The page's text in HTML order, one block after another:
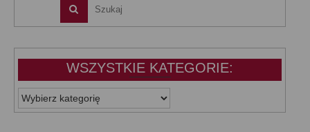
WSZYSTKIE KATEGORIE:
WSZYSTKIE
KATEGORIE: